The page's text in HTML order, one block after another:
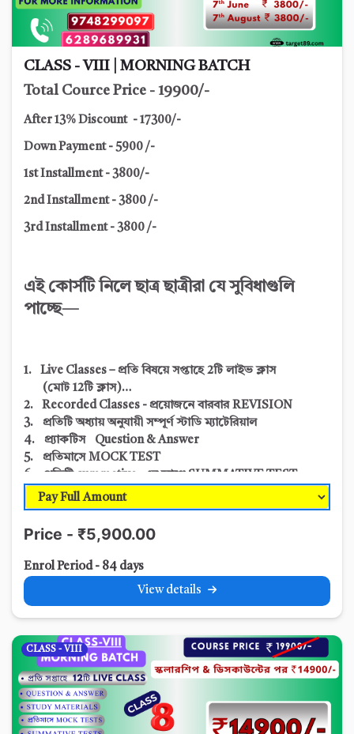
CLASS - VIII | MORNING BATCH
Total Cource Price - 19900/-
After 13% Discount - 17300/-
Down Payment - 5900 /-
1st Installment - 3800/-
2nd Installment - 3800 /-
3rd Installment - 3800 /-
এই কোর্সটি নিলে ছাত্র ছাত্রীরা যে সুবিধাগুলি
পাচ্ছে—
1. Live Classes – প্রতি বিষয়ে সপ্তাহে 2টি লাইভ ক্লাস
(মোট 12টি ক্লাস)
2. Recorded Classes - প্রয়োজনে বারবার REVISION
3. প্রতিটি অধ্যায় অনুযায়ী সম্পূর্ণ স্টাডি ম্যাটেরিয়াল
4. প্র্যাকটিস Question & Answer
5. প্রতিমাসে MOCK TEST
6. প্রতিটি summative -এর আগে SUMMATIVE TEST
7. Sample Question & Suggestions
8. প্রতিSUMMATIVE এProgress Report এবং
অভিভাবকদের সাথে আলোচনা
Price - ₹5,900.00
Enrol Period - 84 days
View details
CLASS - VIII